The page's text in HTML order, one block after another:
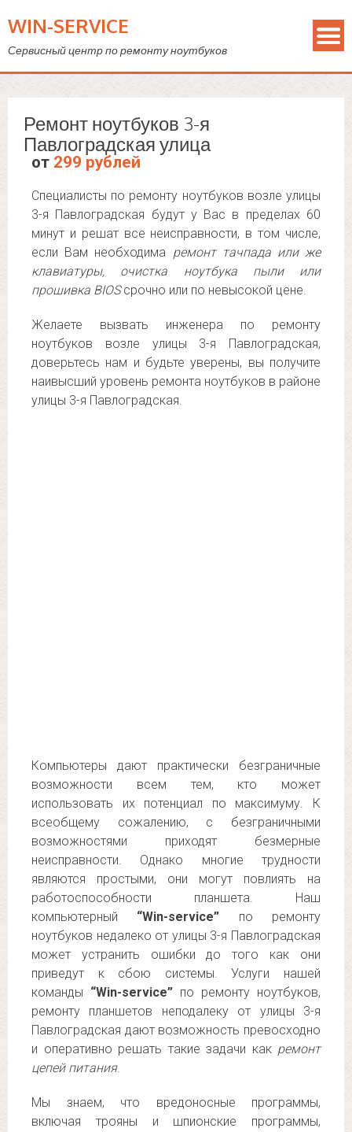
WIN-SERVICE
Сервисный центр по ремонту ноутбуков
Ремонт ноутбуков 3-я
Павлоградская улица
от 299 рублей
Специалисты по ремонту ноутбуков возле улицы
3-я Павлоградская будут у Вас в пределах 60
минут и решат все неисправности, в том числе,
если Вам необходима ремонт тачпада или же
клавиатуры, очистка ноутбука пыли или
прошивка BIOSсрочно или по невысокой цене.
Желаете вызвать инженера по ремонту
ноутбуков возле улицы 3-я Павлоградская,
доверьтесь нам и будьте уверены, вы получите
наивысший уровень ремонта ноутбуков в районе
улицы 3-я Павлоградская.
Компьютеры дают практически безграничные
возможности всем тем, кто может
использовать их потенциал по максимуму. К
всеобщему сожалению, с безграничными
возможностями приходят безмерные
неисправности. Однако многие трудности
являются простыми, они могут повлиять на
работоспособности планшета. Наш
компьютерный “Win-service” по ремонту
ноутбуков недалеко от улицы 3-я Павлоградская
может устранить ошибки до того как они
приведут к сбою системы. Услуги нашей
команды “Win-service” по ремонту ноутбуков,
ремонту планшетов неподалеку от улицы 3-я
Павлоградская дают возможность превосходно
и оперативно решать такие задачи как ремонт
цепей питания.
Мы знаем, что вредоносные программы,
включая трояны и шпионские программы,